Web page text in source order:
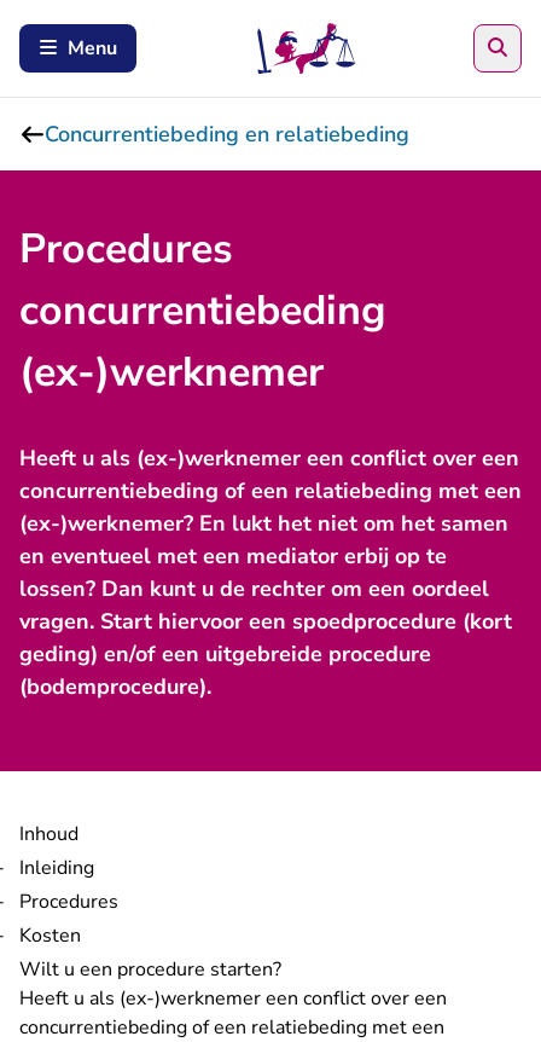
Menu
Concurrentiebeding en relatiebeding
Procedures
concurrentiebeding
(ex-)werknemer
Heeft u als (ex-)werknemer een conflict over een
concurrentiebeding of een relatiebeding met een
(ex-)werknemer? En lukt het niet om het samen
en eventueel met een mediator erbij op te
lossen? Dan kunt u de rechter om een oordeel
vragen. Start hiervoor een spoedprocedure (kort
geding) en/of een uitgebreide procedure
(bodemprocedure).
Inhoud
Inleiding
Procedures
Kosten
Wilt u een procedure starten?
Heeft u als (ex-)werknemer een conflict over een
concurrentiebeding of een relatiebeding met een